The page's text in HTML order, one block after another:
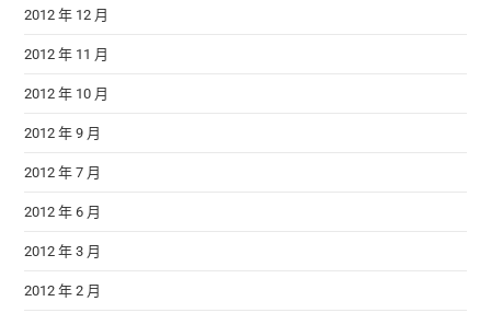
2012 年 12 月
2012 年 11 月
2012 年 10 月
2012 年 9 月
2012 年 7 月
2012 年 6 月
2012 年 3 月
2012 年 2 月